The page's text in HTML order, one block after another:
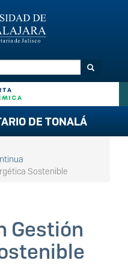
Buscar
DE TONALÁ
Sostenible
Gestión